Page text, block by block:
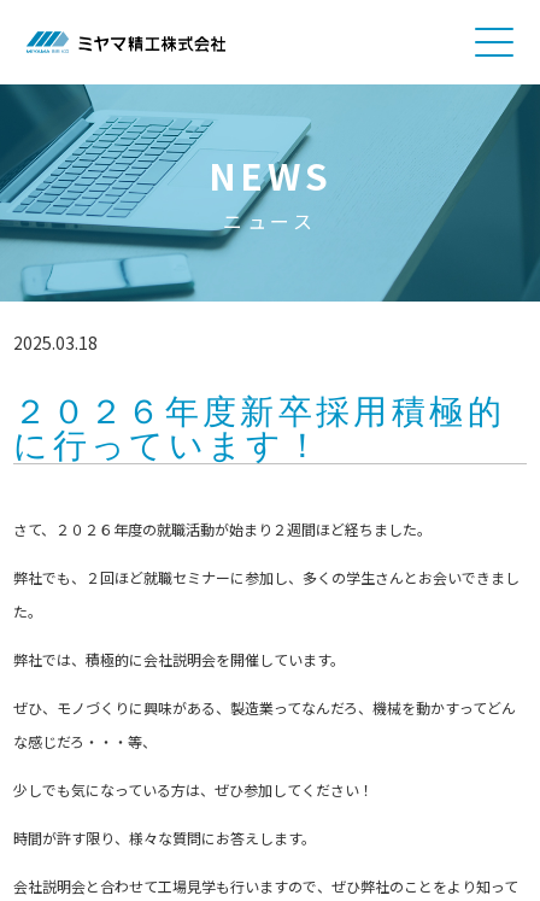
NEWS
ニュース
2025.03.18
２０２６年度新卒採用積極的
に行っています！
さて、２０２６年度の就職活動が始まり２週間ほど経ちました。
弊社でも、２回ほど就職セミナーに参加し、多くの学生さんとお会いできまし
た。
弊社では、積極的に会社説明会を開催しています。
ぜひ、モノづくりに興味がある、製造業ってなんだろ、機械を動かすってどん
な感じだろ・・・等、
少しでも気になっている方は、ぜひ参加してください！
時間が許す限り、様々な質問にお答えします。
会社説明会と合わせて工場見学も行いますので、ぜひ弊社のことをより知って